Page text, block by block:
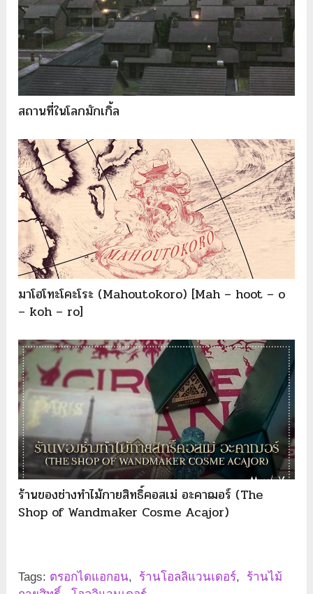
สถานที่ในโลกมักเกิ้ล
มาโฮโทะโคะโระ (Mahoutokoro) [Mah – hoot – o
– koh – ro]
ร้านของช่างทำไม้กายสิทธิ์คอสเม่ อะคาฌอร์ (The
Shop of Wandmaker Cosme Acajor)
Tags: ตรอกไดแอกอน, ร้านโอลลิแวนเดอร์,
ร้านไม้